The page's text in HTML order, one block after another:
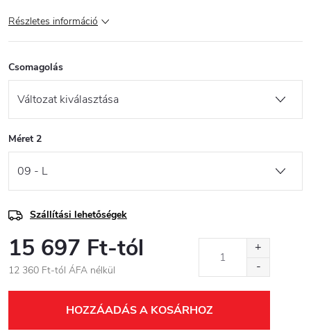
Részletes információ
Csomagolás
Méret 2
Szállítási lehetőségek
15 697 Ft-tól
12 360 Ft-tól ÁFA nélkül
HOZZÁADÁS A KOSÁRHOZ